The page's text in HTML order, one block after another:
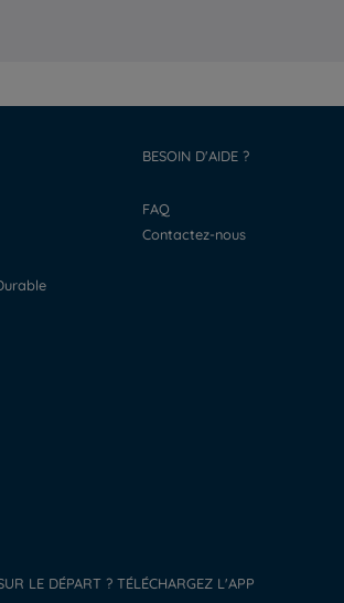
BESOIN D'AIDE ?
FAQ
Contactez-nous
LE DÉPART ? TÉLÉCHARGEZ L'APP